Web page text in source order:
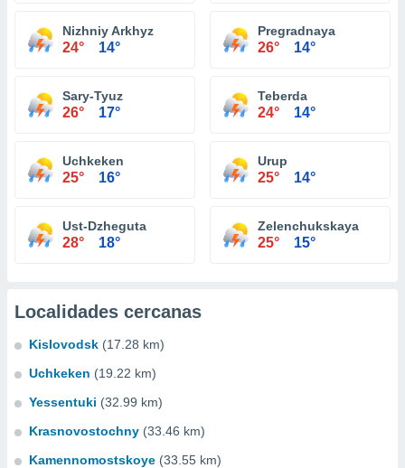
Nizhniy Arkhyz
24° 14°
Pregradnaya
26° 14°
Sary-Tyuz
26° 17°
Teberda
24° 14°
Uchkeken
25° 16°
Urup
25° 14°
Ust-Dzheguta
28° 18°
Zelenchukskaya
25° 15°
Localidades cercanas
Kislovodsk (17.28 km)
Uchkeken (19.22 km)
Yessentuki (32.99 km)
Krasnovostochny (33.46 km)
Kamennomostskoye (33.55 km)